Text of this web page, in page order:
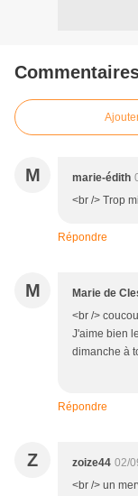
M marie-édith
<br /> Trop
Répondre
M Marie de
<br />
J'aime bien
dimanche à
Bises
Répondre
Z zoize44 02/
<br /> un